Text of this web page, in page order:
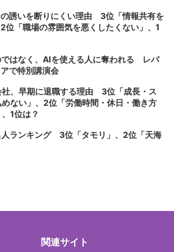
の誘いを断りにくい理由 3位「情報共有を
位「職場の雰囲気を悪くしたくない」、1
はなく、AIを使える人に奪われる レバ
で特別講演会
社、早期に退職する理由 3位「成長・ス
ない」、2位「労働時間・休日・働き方
1位は？
人ランキング 3位「タモリ」、2位「天海
関連サイト